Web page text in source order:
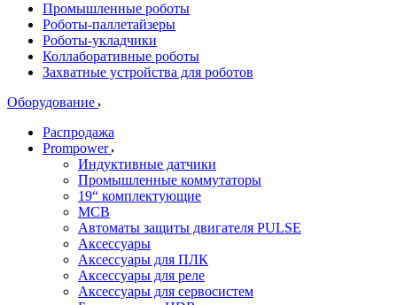
Промышленные роботы
Роботы-паллетайзеры
Роботы-укладчики
Коллаборативные роботы
Захватные устройства для роботов
Оборудование
Распродажа
Prompower
Индуктивные датчики
Промышленные коммутаторы
19“ комплектующие
MCB
Автоматы защиты двигателя PULSE
Аксессуары
Аксессуары для ПЛК
Аксессуары для реле
Аксессуары для сервосистем